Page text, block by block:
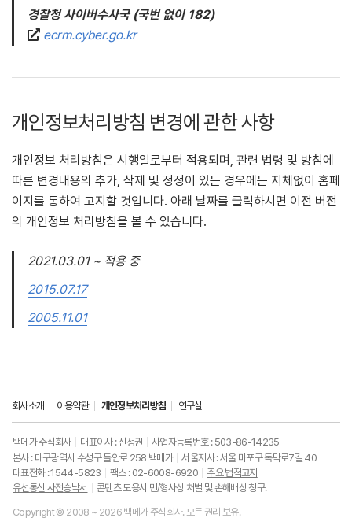
경찰청 사이버수사국 (국번 없이 182)
ecrm.cyber.go.kr
개인정보처리방침 변경에 관한 사항
개인정보 처리방침은 시행일로부터 적용되며, 관련 법령 및 방침에
따른 변경내용의 추가, 삭제 및 정정이 있는 경우에는 지체없이 홈페
이지를 통하여 고지할 것입니다. 아래 날짜를 클릭하시면 이전 버전
의 개인정보 처리방침을 볼 수 있습니다.
2021.03.01 ~ 적용 중
2015.07.17
2005.11.01
회사소개 이용약관 개인정보처리방침 연구실
백메가 주식회사 대표이사 : 신정권
사업자등록번호 : 503-86-14235
본사 : 대구광역시 수성구 들안로 258 백메가
서울지사 : 서울 마포구 독막로7길 40
대표전화 : 1544-5823
팩스 : 02-6008-6920
주요 법적고지
유선통신 사전승낙서
콘텐츠 도용시 민/형사상 처벌 및 손해배상 청구.
Copyright © 2008 ~ 2026 백메가 주식회사. 모든 권리 보유.